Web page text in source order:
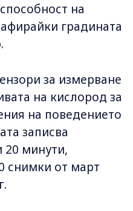
на
градината
за измерване
на кислород за
на поведението
записва
20 минути,
снимки от март